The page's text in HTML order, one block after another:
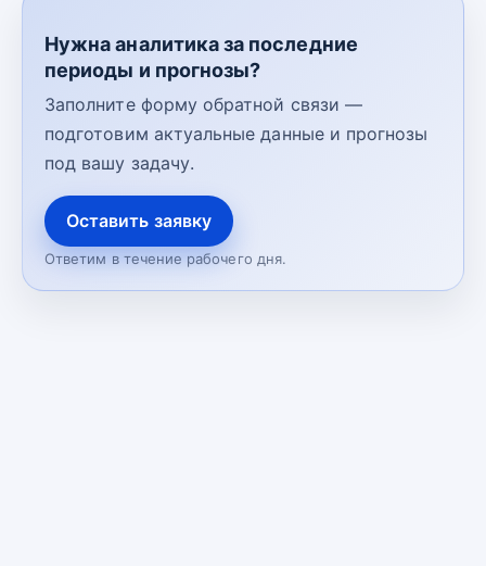
Нужна аналитика за последние
периоды и прогнозы?
Заполните форму обратной связи —
подготовим актуальные данные и прогнозы
под вашу задачу.
Оставить заявку
Ответим в течение рабочего дня.